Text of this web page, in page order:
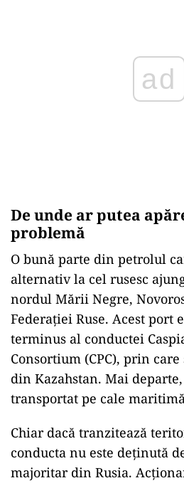
ad
De unde ar putea
problemă
O bună parte din petrolul
alternativ la cel rusesc
nordul Mării Negre,
Federației Ruse. Acest port
terminus al conductei
Consortium (CPC), prin
din Kazahstan. Mai
transportat pe cale
Chiar dacă tranzitează
conducta nu este deținută
majoritar din Rusia.